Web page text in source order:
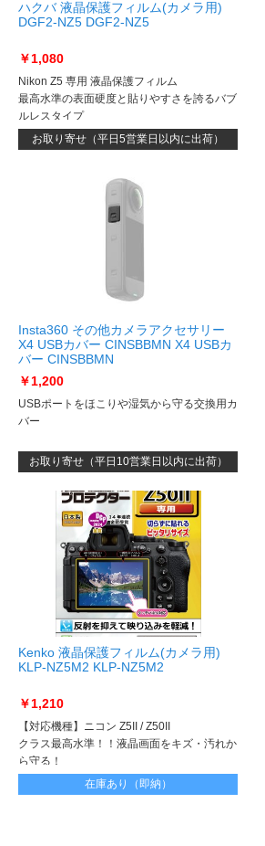
ハクバ 液晶保護フィルム(カメラ用)
DGF2-NZ5 DGF2-NZ5
￥1,080
Nikon Z5 専用 液晶保護フィルム
最高水準の表面硬度と貼りやすさを誇るバブ
ルレスタイプ
お取り寄せ（平日5営業日以内に出荷）
Insta360 その他カメラアクセサリー
X4 USBカバー CINSBBMN X4 USBカ
バー CINSBBMN
￥1,200
USBポートをほこりや湿気から守る交換用カ
バー
お取り寄せ（平日10営業日以内に出荷）
Kenko 液晶保護フィルム(カメラ用)
KLP-NZ5M2 KLP-NZ5M2
￥1,210
【対応機種】ニコン Z5II / Z50II
クラス最高水準！！液晶画面をキズ・汚れか
ら守る！
在庫あり（即納）